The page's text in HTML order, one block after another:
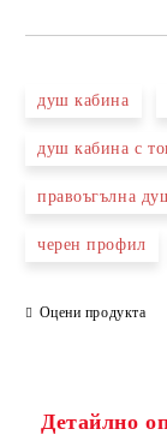
Ние ще се
душ кабина
душ кабина с
правоъгълна
черен профил
Оцени продукта
Детайлно